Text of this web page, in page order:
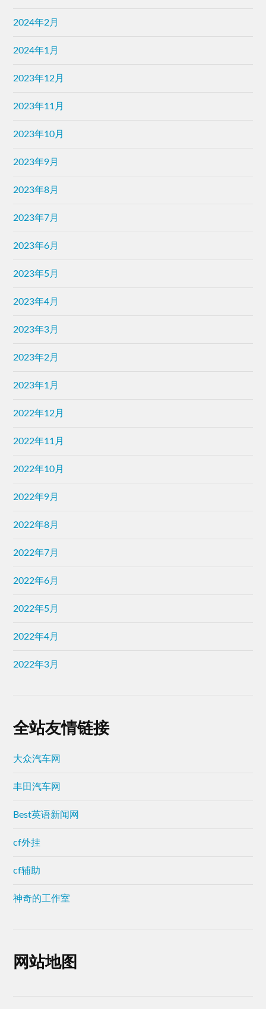
2024年2月
2024年1月
2023年12月
2023年11月
2023年10月
2023年9月
2023年8月
2023年7月
2023年6月
2023年5月
2023年4月
2023年3月
2023年2月
2023年1月
2022年12月
2022年11月
2022年10月
2022年9月
2022年8月
2022年7月
2022年6月
2022年5月
2022年4月
2022年3月
全站友情链接
大众汽车网
丰田汽车网
Best英语新闻网
cf外挂
cf辅助
神奇的工作室
网站地图